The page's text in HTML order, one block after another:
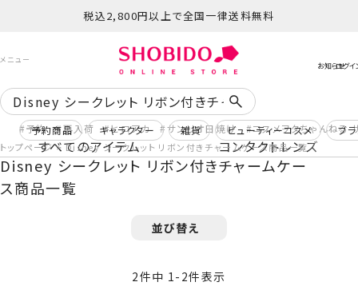
税込2,800円以上で全国一律送料無料
予約 再入荷 ヒロアカ サンリオ日焼け コスメヲタちゃんねる
すべてのアイテム コンタクトレンズ
予約商品 キャラクター 雑貨 ビューティーコスメ ブ
トップページ Disney シークレット リボン付きチャームケース商品一覧
Disney シークレット リボン付きチャームケー
ス商品一覧
並び替え
2件中 1- 2件表示